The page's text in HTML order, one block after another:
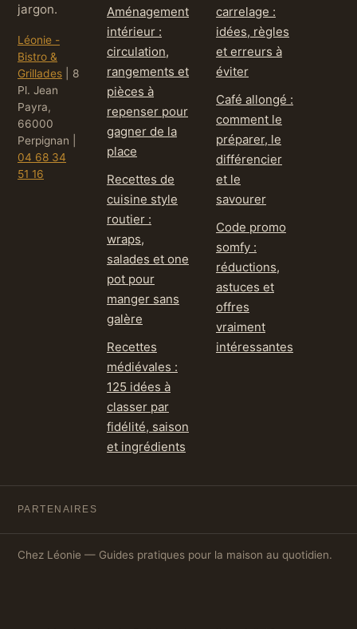
jargon.
Léonie -
Bistro &
Grillades
8
Pl. Jean
Payra,
66000
Perpignan
04 68 34
51 16
Aménagement
intérieur :
circulation,
rangements et
pièces à
repenser pour
gagner de la
place
Recettes de
cuisine style
routier :
wraps,
salades et one
pot pour
manger sans
galère
Recettes
médiévales :
125 idées à
classer par
fidélité, saison
et ingrédients
carrelage :
idées, règles
et erreurs à
éviter
Café allongé :
comment le
préparer, le
différencier
et le
savourer
Code promo
somfy :
réductions,
astuces et
offres
vraiment
intéressantes
PARTENAIRES
Chez Léonie — Guides pratiques pour la maison au quotidien.